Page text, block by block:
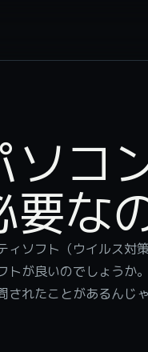
コ
要な
ィソフト（ウイルス対
トが良いのでしょうか
されたことがあるんじ